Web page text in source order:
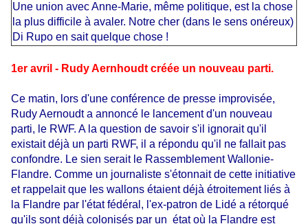
Une union avec Anne-Marie, même politique, est la chose
la plus difficile à avaler. Notre cher (dans le sens onéreux)
Di Rupo en sait quelque chose !
1er avril - Rudy Aernhoudt créée un nouveau parti.
Ce matin, lors d'une conférence de presse improvisée,
Rudy Aernoudt a annoncé le lancement d'un nouveau
parti, le RWF. A la question de savoir s'il ignorait qu'il
existait déjà un parti RWF, il a répondu qu'il ne fallait pas
confondre. Le sien serait le Rassemblement Wallonie-
Flandre. Comme un journaliste s'étonnait de cette initiative
et rappelait que les wallons étaient déjà étroitement liés à
la Flandre par l'état fédéral, l'ex-patron de Lidé a rétorqué
qu'ils sont déjà colonisés par un état où la Flandre est